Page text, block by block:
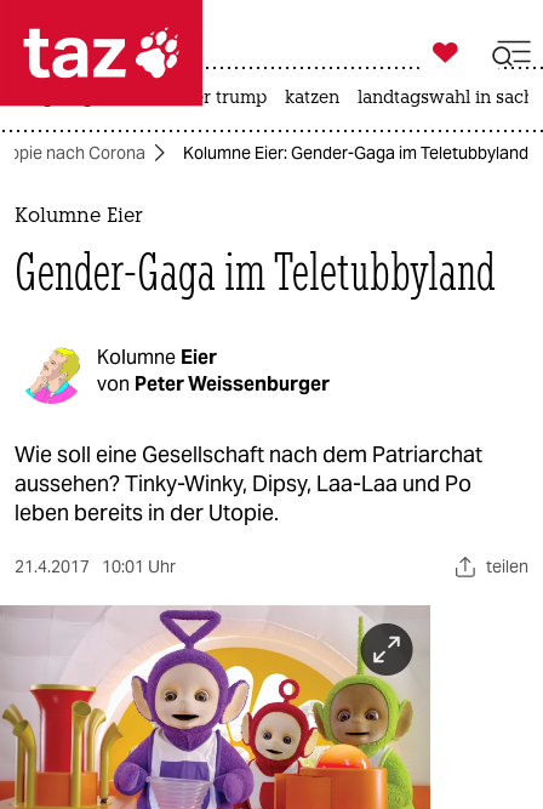
 taz zahl ich
taz zahl ich
themen
politik
gesellschaft
kultur
sport
nord
verlag
verlag

taz zahl ich
usa unter trump katzen landtagswahl in
nach Corona Kolumne Eier: Gender-Gaga im Teletubbyland
Kolumne Eier
Gender-Gaga im Teletubbyland
Kolumne Eier
von Peter Weissenburger
Wie soll eine Gesellschaft nach dem Patriarchat
aussehen? Tinky-Winky, Dipsy, Laa-Laa und Po
leben bereits in der Utopie.
21.4.2017 10:01 Uhr teilen